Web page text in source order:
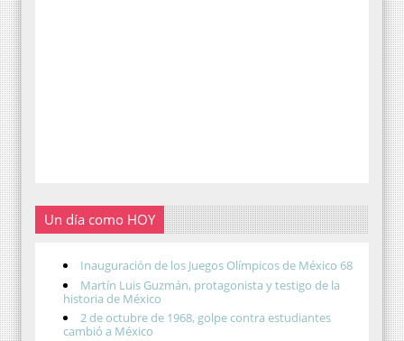
Un día como HOY
Inauguración de los Juegos Olímpicos de México 68
Martín Luis Guzmán, protagonista y testigo de la
historia de México
2 de octubre de 1968, golpe contra estudiantes
cambió a México